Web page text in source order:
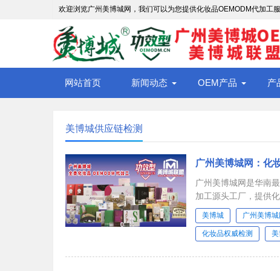
欢迎浏览广州美博城网，我们可以为您提供化妆品OEMODM代加
网站首页 新闻动态 OEM产品 产
美博城供应链检测
广州美博城网：化
广州美博城网是华南
加工源头工厂，提供
测、特殊用途化妆品
美博城 广州美博
化妆品权威检测 美